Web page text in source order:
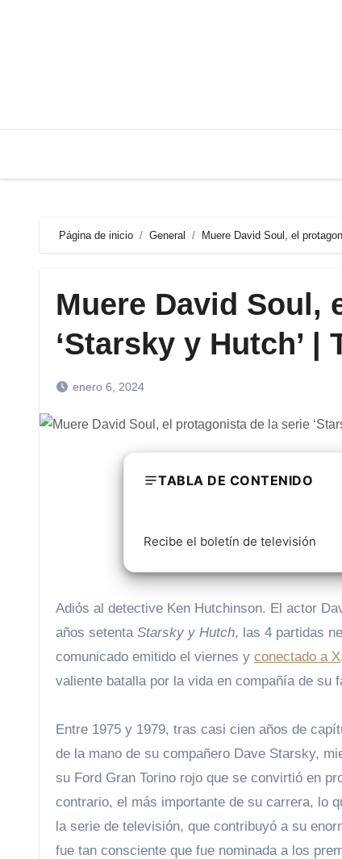
Página de inicio General Muere David Soul, el
Muere David Soul,
‘Starsky y Hutch’ |
enero 6, 2024
TABLA DE CONTENIDO
Recibe el boletín de televisión
Adiós al detective Ken Hutchinson. El actor David Soul, que fue protagonista de la popular serie de televisión en los
años setenta Starsky y Hutch, las 4 partidas
comunicado emitido el viernes y conectado a X
valiente batalla por la vida en compañía de su
Entre 1975 y 1979, tras casi cien años de
de la mano de su compañero Dave Starsky,
su Ford Gran Torino rojo que se convirtió en
contrario, el más importante de su carrera, lo
la serie de televisión, que contribuyó a su
fue tan consciente que fue nominada a los